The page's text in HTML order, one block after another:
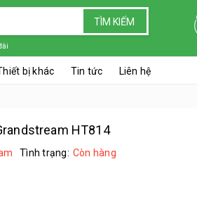
TÌM KIẾM
bị khác Tin tức Liên hệ
HT814
Tình trạng: Còn hàng